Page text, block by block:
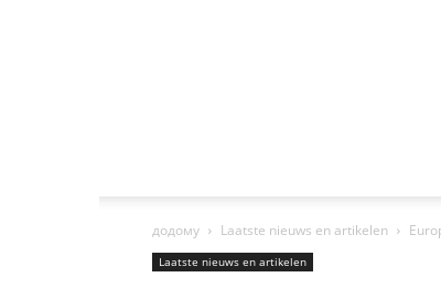
додому Laatste nieuws en artikelen
Laatste nieuws en artikelen